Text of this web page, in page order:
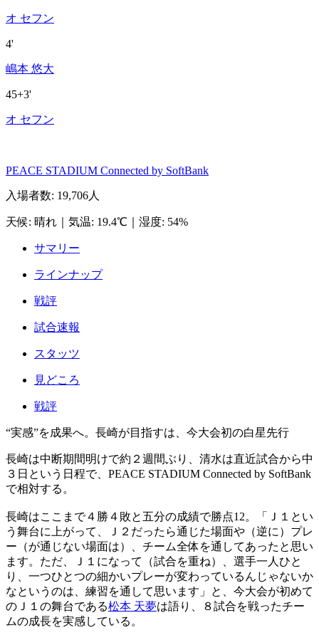
オ セフン
4'
嶋本 悠大
45+3'
オ セフン
PEACE STADIUM Connected by SoftBank
入場者数: 19,706人
天候: 晴れ 気温: 19.4℃ 湿度: 54%
サマリー
ラインナップ
戦評
試合速報
スタッツ
見どころ
戦評
“実感”を成果へ。長崎が目指すは、今大会初の白星先行
長崎は中断期間明けで約２週間ぶり、清水は直近試合から中
３日という日程で、PEACE STADIUM Connected by SoftBank
で相対する。
長崎はここまで４勝４敗と五分の成績で勝点12。「Ｊ１とい
う舞台に上がって、Ｊ２だったら通じた場面や（逆に）プレ
ー（が通じない場面は）、チーム全体を通してあったと思い
ます。ただ、Ｊ１になって（試合を重ね）、選手一人ひと
り、一つひとつの細かいプレーが変わっているんじゃないか
なというのは、練習を通して思います」と、今大会が初めて
のＪ１の舞台である松本 天夢は語り、８試合を戦ったチー
ムの成長を実感している。